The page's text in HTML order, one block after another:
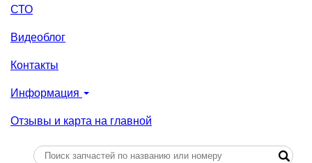
СТО
Видеоблог
Контакты
Информация
Отзывы и карта на главной